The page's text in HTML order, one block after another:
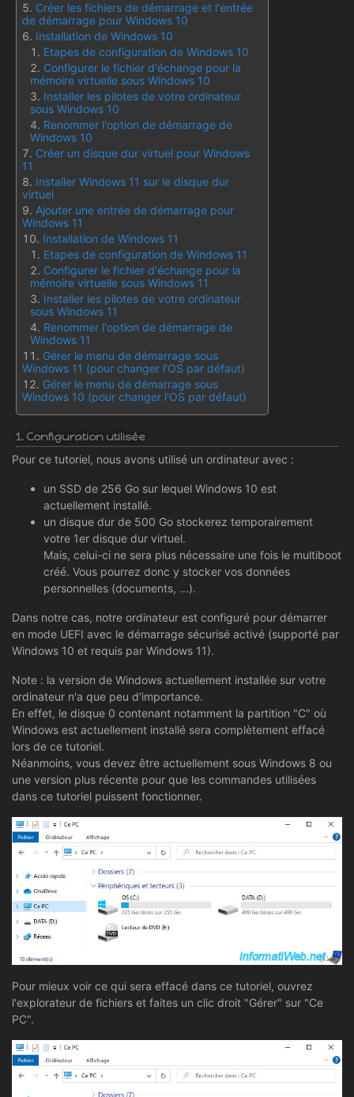
Créer les fichiers de démarrage et l'entrée
de démarrage pour Windows 10
Installation de Windows 10
Etapes de configuration de Windows 10
Configurer le fichier d'échange pour la
mémoire virtuelle sous Windows 10
Installer les pilotes de votre ordinateur
sous Windows 10
Renommer l'option de démarrage de
Windows 10
Créer un disque dur virtuel pour Windows
11
Installer Windows 11 sur le disque dur
virtuel
Ajouter une entrée de démarrage pour
Windows 11
Installation de Windows 11
Etapes de configuration de Windows 11
Configurer le fichier d'échange pour la
mémoire virtuelle sous Windows 11
Installer les pilotes de votre ordinateur
sous Windows 11
Renommer l'option de démarrage de
Windows 11
Gérer le menu de démarrage sous
Windows 11 (pour changer l'OS par défaut)
Gérer le menu de démarrage sous
Windows 10 (pour changer l'OS par défaut)
1. Configuration utilisée
Pour ce tutoriel, nous avons utilisé un ordinateur avec :
un SSD de 256 Go sur lequel Windows 10 est
actuellement installé.
un disque dur de 500 Go stockerez temporairement
votre 1er disque dur virtuel.
Mais, celui-ci ne sera plus nécessaire une fois le multiboot
créé. Vous pourrez donc y stocker vos données
personnelles (documents, ...).
Dans notre cas, notre ordinateur est configuré pour démarrer
en mode UEFI avec le démarrage sécurisé activé (supporté par
Windows 10 et requis par Windows 11).
Note : la version de Windows actuellement installée sur votre
ordinateur n'a que peu d'importance.
En effet, le disque 0 contenant notamment la partition "C" où
Windows est actuellement installé sera complètement effacé
lors de ce tutoriel.
Néanmoins, vous devez être actuellement sous Windows 8 ou
une version plus récente pour que les commandes utilisées
dans ce tutoriel puissent fonctionner.
Pour mieux voir ce qui sera effacé dans ce tutoriel, ouvrez
l'explorateur de fichiers et faites un clic droit "Gérer" sur "Ce
PC".